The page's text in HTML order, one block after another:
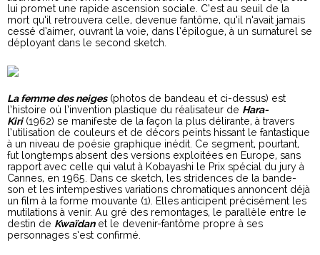
lui promet une rapide ascension sociale. C’est au seuil de la
mort qu’il retrouvera celle, devenue fantôme, qu’il n’avait jamais
cessé d’aimer, ouvrant la voie, dans l’épilogue, à un surnaturel se
déployant dans le second sketch.
La femme des neiges(photos de bandeau et ci-dessus) est
l’histoire où l’invention plastique du réalisateur de Hara-
Kiri(1962) se manifeste de la façon la plus délirante, à travers
l’utilisation de couleurs et de décors peints hissant le fantastique
à un niveau de poésie graphique inédit. Ce segment, pourtant,
fut longtemps absent des versions exploitées en Europe, sans
rapport avec celle qui valut à Kobayashi le Prix spécial du jury à
Cannes, en 1965. Dans ce sketch, les stridences de la bande-
son et les intempestives variations chromatiques annoncent déjà
un film à la forme mouvante (1). Elles anticipent précisément les
mutilations à venir. Au gré des remontages, le parallèle entre le
destin de Kwaïdanet le devenir-fantôme propre à ses
personnages s’est confirmé.